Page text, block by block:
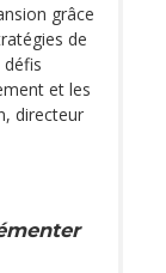
grâce
de
et les
directeur